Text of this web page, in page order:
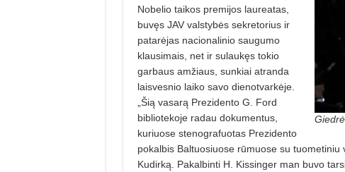
Nobelio taikos premijos laureatas,
buvęs JAV valstybės sekretorius ir
patarėjas nacionalinio saugumo
klausimais, net ir sulaukęs tokio
garbaus amžiaus, sun­kiai atranda
laisvesnio laiko savo dienotvarkėje.
„Šią vasarą Prezidento G. Ford
bibliotekoje radau dokumentus,
kuriuose stenografuotas Prezidento
pokalbis Baltuosiuose rūmuose su
Kudirką. Pakalbinti H. Kissinger man buvo